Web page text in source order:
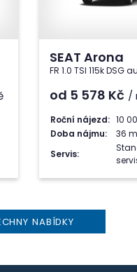
SEAT Arona
FR 1.0 TSI 115k DSG
od 5 578 Kč /
Roční nájezd: 10
Doba nájmu:
36
Servis:
NABÍDKY